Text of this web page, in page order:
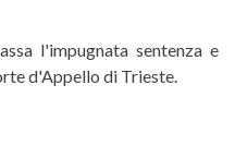
l'impugnata sentenza e
d'Appello di Trieste.